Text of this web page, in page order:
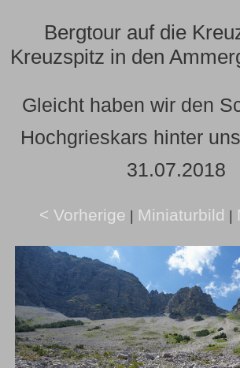
Bergtour auf die
Kreuzspitz in den
Gleicht haben wir den
Hochgrieskars hinter
31.07.2018
< Vorherige | Miniaturbild |